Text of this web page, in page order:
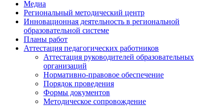
Медиа
Региональный методический центр
Инновационная деятельность в региональной
образовательной системе
Планы работ
Аттестация педагогических работников
Аттестация руководителей образовательных
организаций
Нормативно-правовое обеспечение
Порядок проведения
Формы документов
Методическое сопровождение